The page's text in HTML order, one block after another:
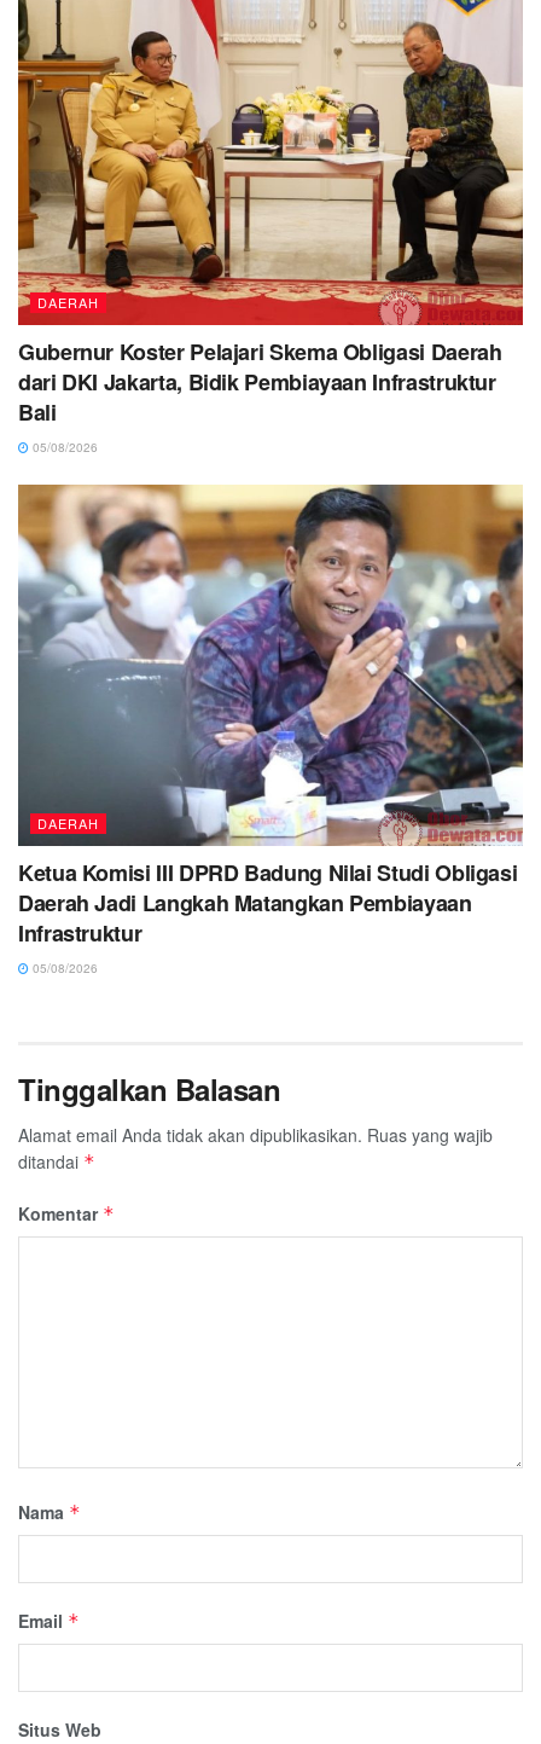
DAERAH
Gubernur Koster Pelajari Skema Obligasi Daerah
dari DKI Jakarta, Bidik Pembiayaan Infrastruktur
Bali
05/08/2026
DAERAH
Ketua Komisi III DPRD Badung Nilai Studi Obligasi
Daerah Jadi Langkah Matangkan Pembiayaan
Infrastruktur
05/08/2026
Tinggalkan Balasan
Alamat email Anda tidak akan dipublikasikan. Ruas yang wajib
ditandai *
Komentar *
Nama *
Email *
Situs Web